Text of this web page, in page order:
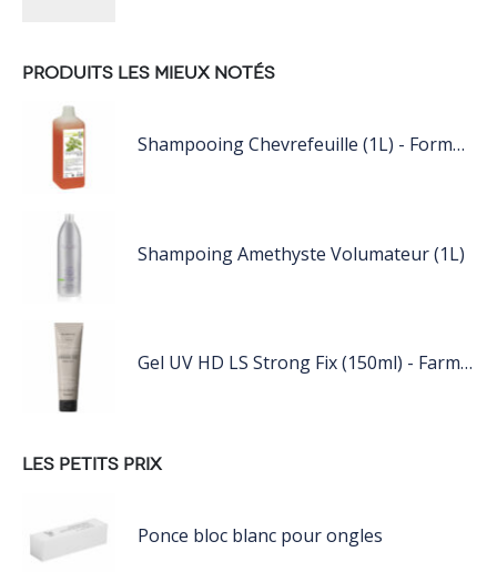
PRODUITS LES MIEUX NOTÉS
Shampooing Chevrefeuille (1L) - Formul Pro
Shampoing Amethyste Volumateur (1L)
Gel UV HD LS Strong Fix (150ml) - Farmavita
LES PETITS PRIX
Ponce bloc blanc pour ongles